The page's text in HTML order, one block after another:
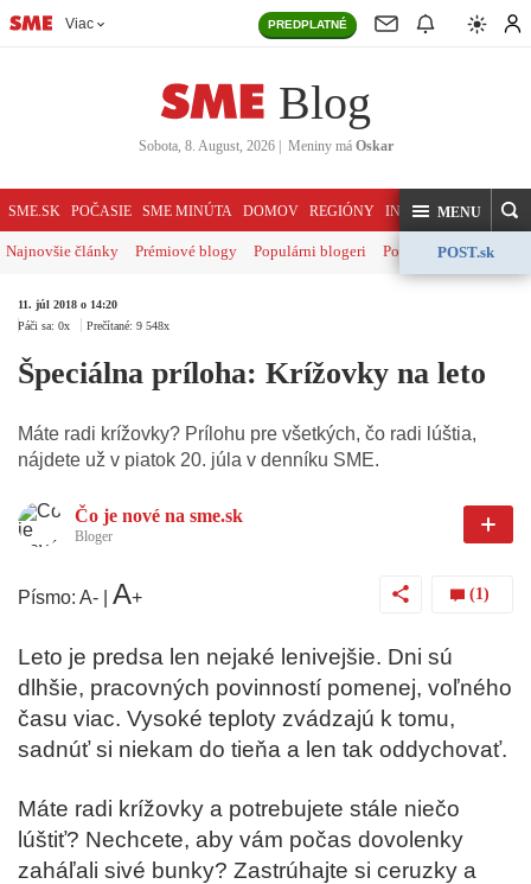
Viac PREDPLATNÉ
Blog
Sobota, 8. August, 2026| Meniny má Oskar
SME.SK POČASIE SME MINÚTA DOMOV REGIÓNY INDEX SVET
HĽADAJMENU
Najnovšie články Prémiové blogy Populárni blogeri Politika Ekonomika
POST.sk
11. júl 2018 o 14:20
Páči sa: 0x
Prečítané: 9 548x
Špeciálna príloha: Krížovky na leto
Máte radi krížovky? Prílohu pre všetkých, čo radi lúštia,
nájdete už v piatok 20. júla v denníku SME.
Čo je nové na sme.sk
Bloger
Písmo: A- A+ (1)
Leto je predsa len nejaké lenivejšie. Dni sú
dlhšie, pracovných povinností pomenej, voľného
času viac. Vysoké teploty zvádzajú k tomu,
sadnúť si niekam do tieňa a len tak oddychovať.
Máte radi krížovky a potrebujete stále niečo
lúštiť? Nechcete, aby vám počas dovolenky
zaháľali sivé bunky? Zastrúhajte si ceruzky a